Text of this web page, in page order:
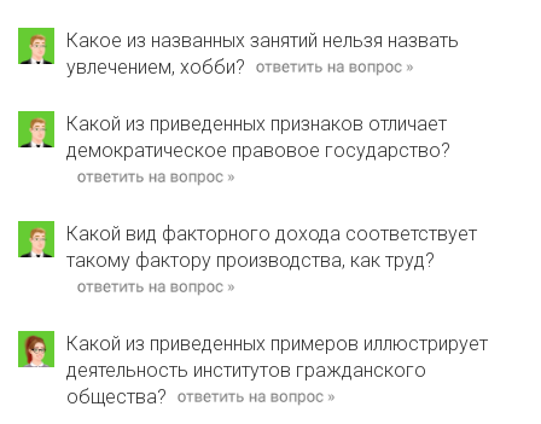
Какое из названных занятий нельзя назвать
увлечением, хобби?
Какой из приведенных признаков отличает
демократическое правовое государство?
Какой вид факторного дохода соответствует
такому фактору производства, как труд?
Какой из приведенных примеров иллюстрирует
деятельность институтов гражданского
общества?